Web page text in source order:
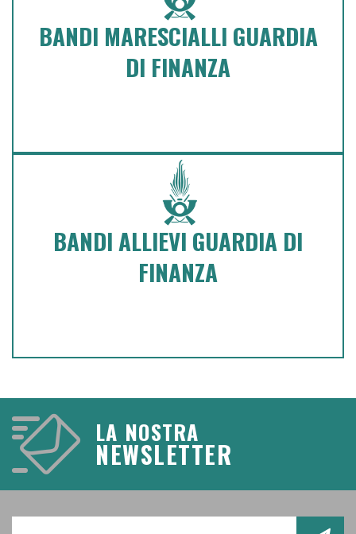
BANDI MARESCIALLI GUARDIA
DI FINANZA
BANDI DI CONCORSO GUARDIA
DI FINANZA
BANDI ALLIEVI GUARDIA DI
FINANZA
BANDI DI CONCORSO GUARDIA
DI FINANZA
LA NOSTRA
NEWSLETTER